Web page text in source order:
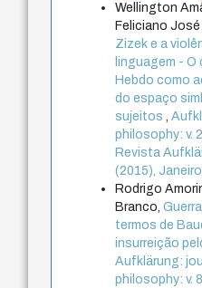
Wellington
Feliciano José
Zizek e a
linguagem - O
Hebdo como
do espaço
sujeitos,
philosophy: v.
Revista
(2015),
Rodrigo
Branco,
termos de
insurreição
Aufklärung:
philosophy: v.